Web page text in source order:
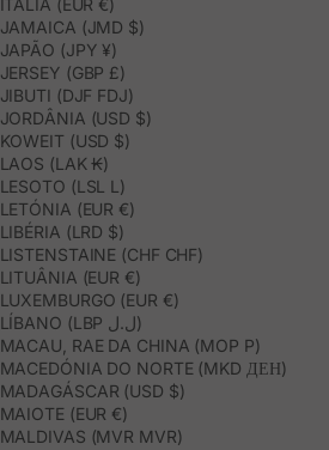
ITÁLIA (EUR €)
JAMAICA (JMD $)
JAPÃO (JPY ¥)
JERSEY (GBP £)
JIBUTI (DJF FDJ)
JORDÂNIA (USD $)
KOWEIT (USD $)
LAOS (LAK ₭)
LESOTO (LSL L)
LETÓNIA (EUR €)
LIBÉRIA (LRD $)
LISTENSTAINE (CHF CHF)
LITUÂNIA (EUR €)
LUXEMBURGO (EUR €)
LÍBANO (LBP ل.ل)
MACAU, RAE DA CHINA (MOP P)
MACEDÓNIA DO NORTE (MKD ДЕН)
MADAGÁSCAR (USD $)
MAIOTE (EUR €)
MALDIVAS (MVR MVR)